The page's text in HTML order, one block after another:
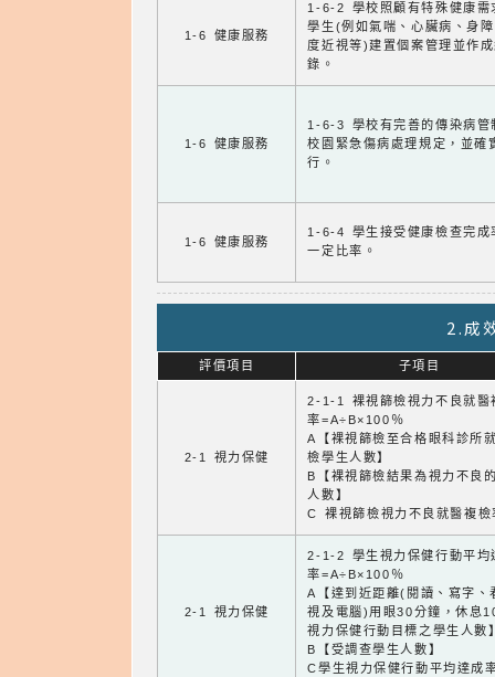
1-6 健康服務
1-6-2 學校照顧有特殊健康需
學生(例如氣喘、心臟病、身
度近視等)建置個案管理並作
錄。
1-6 健康服務
1-6-3 學校有完善的傳染病管
校園緊急傷病處理規定，並確
行。
1-6 健康服務
1-6-4 學生接受健康檢查完成
一定比率。
2.成
評價項目 子項目
2-1 視力保健
2-1-1 裸視篩檢視力不良就醫
率=A÷B×100％
A【裸視篩檢至合格眼科診所
檢學生人數】
B【裸視篩檢結果為視力不良
人數】
C 裸視篩檢視力不良就醫複檢
2-1 視力保健
2-1-2 學生視力保健行動平均
率=A÷B×100％
A【達到近距離(閱讀、寫字、
視及電腦)用眼30分鐘，休息
視力保健行動目標之學生人數
B【受調查學生人數】
C學生視力保健行動平均達成